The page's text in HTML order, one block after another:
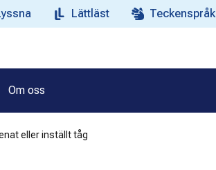
Lättläst Teckenspråk
Om oss
eller inställt tåg